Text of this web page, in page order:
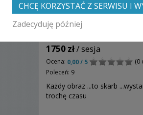
Krzysztof - Międzychód
1750 zł/ sesja
Ocena: 0,00 / 5
(0
Poleceń: 9
Każdy obraz ...to skarb
trochę czasu
CHCĘ KORZYSTAĆ Z SERWISU I
Zadecyduję później